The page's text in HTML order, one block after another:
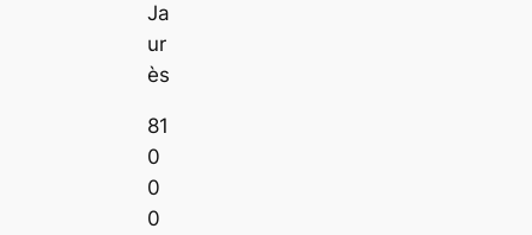
Ja
ur
ès
81
0
0
0